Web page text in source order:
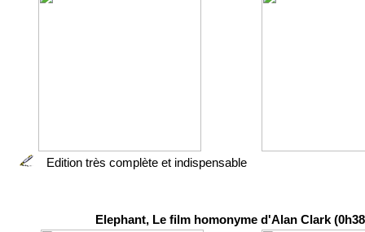
Edition très complète et indispensable
Elephant, Le film homonyme d'Alan Clark